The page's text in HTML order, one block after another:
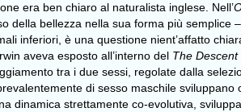
era ben chiaro al naturalista inglese. Nell’
della bellezza nella sua forma più
inferiori, è una questione nient’affatto
aveva esposto all’interno del The Descent
tra i due sessi, regolate dalla
di sesso maschile
dinamica strettamente co-evolutiva,